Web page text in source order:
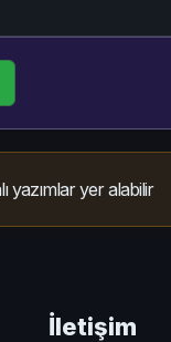
yazımlar yer alabilir
İletişim